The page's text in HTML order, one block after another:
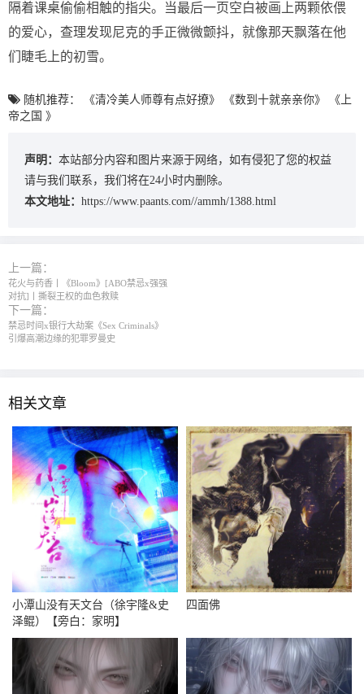
隔着课桌偷偷相触的指尖。当最后一页空白被画上两颗依偎
的爱心，查理发现尼克的手正微微颤抖，就像那天飘落在他
们睫毛上的初雪。
随机推荐： 《清冷美人师尊有点好撩》 《数到十就亲亲你》
《上
帝之国 》
声明： 本站部分内容和图片来源于网络，如有侵犯了您的权益
请与我们联系，我们将在24小时内删除。
本文地址： https://www.paants.com//ammh/1388.html
上一篇：
花火与药香丨《Bloom》[ABO禁忌x强强
对抗]丨撕裂王权的血色救赎
下一篇：
禁忌时间x银行大劫案《Sex Criminals》
引爆高潮边缘的犯罪罗曼史
相关文章
小潭山没有天文台（徐宇隆&史
泽鲲）【旁白：家明】
四面佛